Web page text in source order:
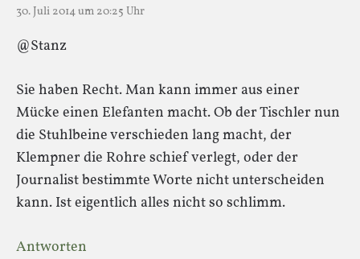
30. Juli 2014 um 20:25 Uhr
@Stanz
Sie haben Recht. Man kann immer aus einer
Mücke einen Elefanten macht. Ob der Tischler nun
die Stuhlbeine verschieden lang macht, der
Klempner die Rohre schief verlegt, oder der
Journalist bestimmte Worte nicht unterscheiden
kann. Ist eigentlich alles nicht so schlimm.
Antworten